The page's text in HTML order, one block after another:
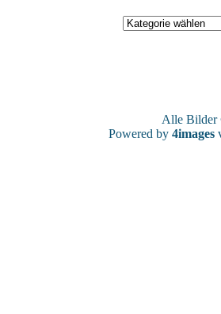
Alle
Powered by 4images